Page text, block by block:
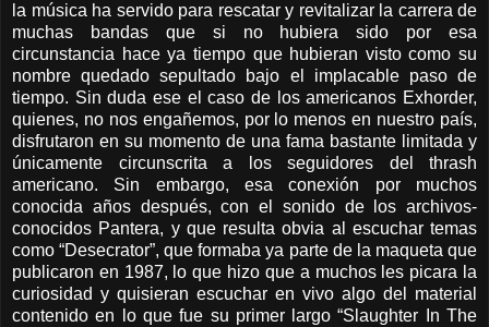
la música ha servido para rescatar y revitalizar la carrera de
muchas bandas que si no hubiera sido por esa
circunstancia hace ya tiempo que hubieran visto como su
nombre quedado sepultado bajo el implacable paso de
tiempo. Sin duda ese el caso de los americanos Exhorder,
quienes, no nos engañemos, por lo menos en nuestro país,
disfrutaron en su momento de una fama bastante limitada y
únicamente circunscrita a los seguidores del thrash
americano. Sin embargo, esa conexión por muchos
conocida años después, con el sonido de los archivos-
conocidos Pantera, y que resulta obvia al escuchar temas
como “Desecrator”, que formaba ya parte de la maqueta que
publicaron en 1987, lo que hizo que a muchos les picara la
curiosidad y quisieran escuchar en vivo algo del material
contenido en lo que fue su primer largo “Slaughter In The